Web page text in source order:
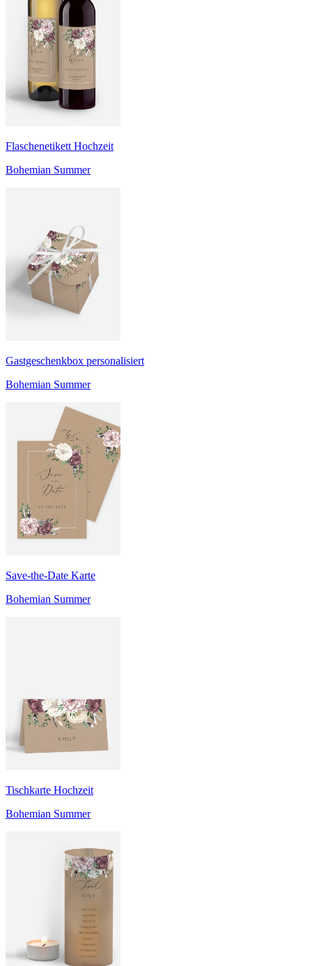
Flaschenetikett Hochzeit
Bohemian Summer
Gastgeschenkbox personalisiert
Bohemian Summer
Save-the-Date Karte
Bohemian Summer
Tischkarte Hochzeit
Bohemian Summer